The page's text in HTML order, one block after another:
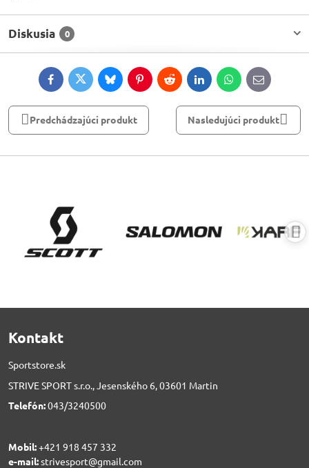
Diskusia 0
FacebookTwitterBlueskyPinterestRedditLinkedInWhatsApp
E-
mail
Predchádzajúci produkt Nasledujúci produkt
Kontakt
Sportstore.sk
STRIVE SPORT s.r.o., Jesenského 6, 03601 Martin
Telefón:043/3240500
Mobil:+421 918 457 332
e-mail:strivesport@gmail.com